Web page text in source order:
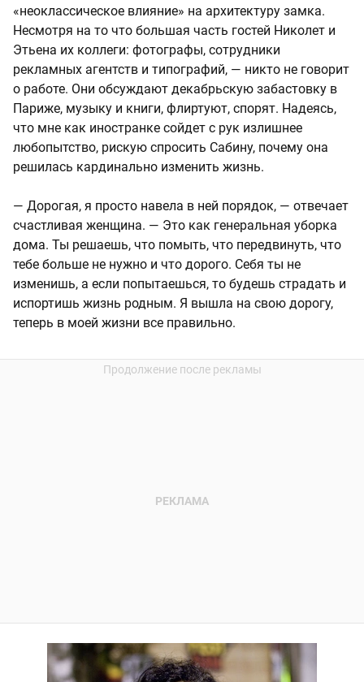
«неоклассическое влияние» на архитектуру замка.
Несмотря на то что большая часть гостей Николет и
Этьена их коллеги: фотографы, сотрудники
рекламных агентств и типографий, — никто не говорит
о работе. Они обсуждают декабрьскую забастовку в
Париже, музыку и книги, флиртуют, спорят. Надеясь,
что мне как иностранке сойдет с рук излишнее
любопытство, рискую спросить Сабину, почему она
решилась кардинально изменить жизнь.
— Дорогая, я просто навела в ней порядок, — отвечает
счастливая женщина. — Это как генеральная уборка
дома. Ты решаешь, что помыть, что передвинуть, что
тебе больше не нужно и что дорого. Себя ты не
изменишь, а если попытаешься, то будешь страдать и
испортишь жизнь родным. Я вышла на свою дорогу,
теперь в моей жизни все правильно.